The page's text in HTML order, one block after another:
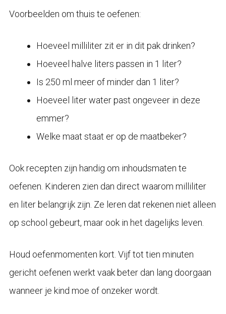
Voorbeelden om thuis te oefenen:
Hoeveel milliliter zit er in dit pak drinken?
Hoeveel halve liters passen in 1 liter?
Is 250 ml meer of minder dan 1 liter?
Hoeveel liter water past ongeveer in deze
emmer?
Welke maat staat er op de maatbeker?
Ook recepten zijn handig om inhoudsmaten te
oefenen. Kinderen zien dan direct waarom milliliter
en liter belangrijk zijn. Ze leren dat rekenen niet alleen
op school gebeurt, maar ook in het dagelijks leven.
Houd oefenmomenten kort. Vijf tot tien minuten
gericht oefenen werkt vaak beter dan lang doorgaan
wanneer je kind moe of onzeker wordt.